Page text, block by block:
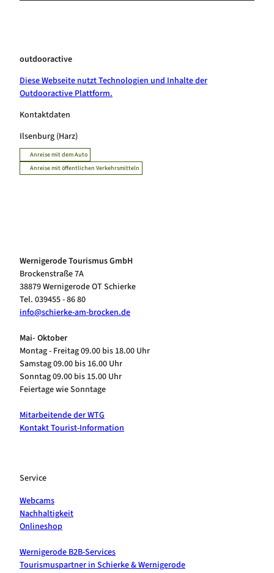
outdooractive
Diese Webseite nutzt Technologien und Inhalte der
Outdooractive Plattform.
Kontaktdaten
Ilsenburg (Harz)
Anreise mit dem Auto
Anreise mit öffentlichen Verkehrsmitteln
Wernigerode Tourismus GmbH
Brockenstraße 7A
38879 Wernigerode OT Schierke
Tel. 039455 - 86 80
info@schierke-am-brocken.de
Mai- Oktober
Montag - Freitag 09.00 bis 18.00 Uhr
Samstag 09.00 bis 16.00 Uhr
Sonntag 09.00 bis 15.00 Uhr
Feiertage wie Sonntage
Mitarbeitende der WTG
Kontakt Tourist-Information
Service
Webcams
Nachhaltigkeit
Onlineshop
Wernigerode B2B-Services
Tourismuspartner in Schierke & Wernigerode